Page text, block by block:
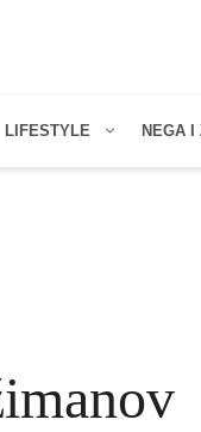
LIFESTYLE NEGA I